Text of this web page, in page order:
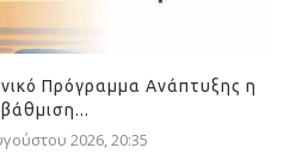
Πρόγραμμα Ανάπτυξης η
2026, 20:35